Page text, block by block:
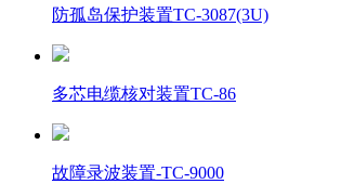
防孤岛保护装置TC-3087(3U)
多芯电缆核对装置TC-86
故障录波装置-TC-9000